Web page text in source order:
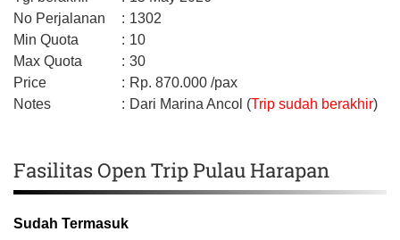
No Perjalanan
: 1302
Min Quota
: 10
Max Quota
: 30
Price
: Rp. 870.000 /pax
Notes
: Dari Marina Ancol (Trip sudah berakhir)
Fasilitas Open Trip Pulau Harapan
Sudah Termasuk